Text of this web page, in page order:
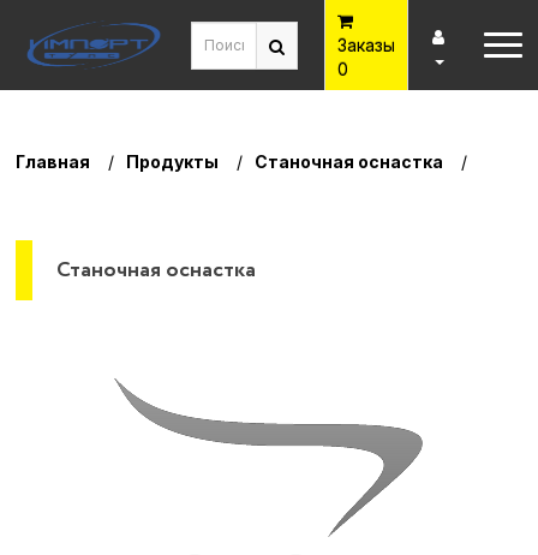
Заказы
0
Главная Продукты Станочная оснастка
Станочная оснастка